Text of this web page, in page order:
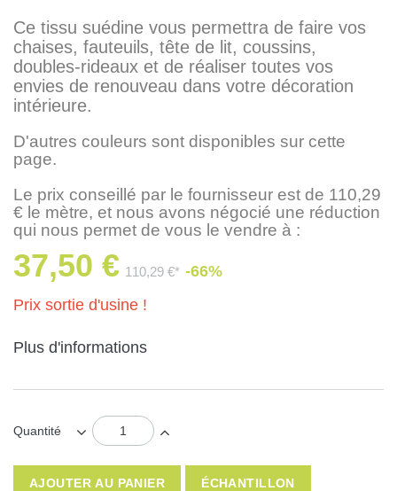
Ce tissu suédine vous permettra de faire vos
chaises, fauteuils, tête de lit, coussins,
doubles-rideaux et de réaliser toutes vos
envies de renouveau dans votre décoration
intérieure.
D'autres couleurs sont disponibles sur cette
page.
Le prix conseillé par le fournisseur est de 110,29
€ le mètre, et nous avons négocié une réduction
qui nous permet de vous le vendre à :
37,50 € 110,29 €* -66%
Prix sortie d'usine !
Plus d'informations
Quantité
AJOUTER AU PANIER ÉCHANTILLON